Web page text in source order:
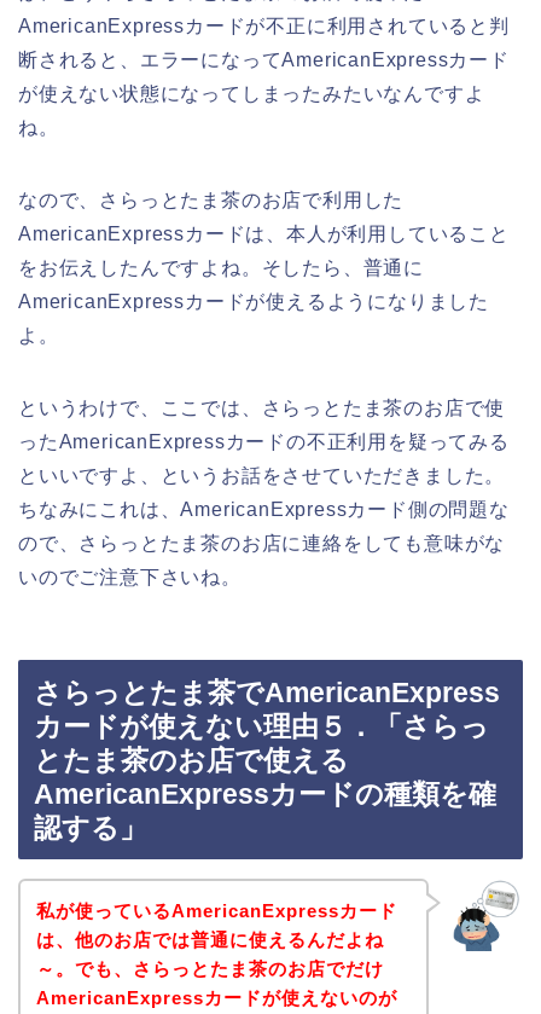
AmericanExpressカードが不正に利用されていると判
断されると、エラーになってAmericanExpressカード
が使えない状態になってしまったみたいなんですよ
ね。
なので、さらっとたま茶のお店で利用した
AmericanExpressカードは、本人が利用していること
をお伝えしたんですよね。そしたら、普通に
AmericanExpressカードが使えるようになりました
よ。
というわけで、ここでは、さらっとたま茶のお店で使
ったAmericanExpressカードの不正利用を疑ってみる
といいですよ、というお話をさせていただきました。
ちなみにこれは、AmericanExpressカード側の問題な
ので、さらっとたま茶のお店に連絡をしても意味がな
いのでご注意下さいね。
さらっとたま茶でAmericanExpress
カードが使えない理由５．「さらっ
とたま茶のお店で使える
AmericanExpressカードの種類を確
認する」
私が使っているAmericanExpressカード
は、他のお店では普通に使えるんだよね
～。でも、さらっとたま茶のお店でだけ
AmericanExpressカードが使えないのが